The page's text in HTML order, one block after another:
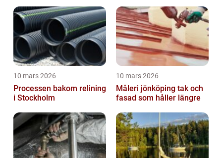
10 mars 2026
Processen bakom relining
i Stockholm
10 mars 2026
Måleri jönköping tak och
fasad som håller längre